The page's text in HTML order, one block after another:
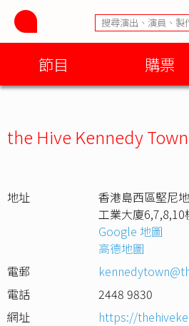
節目 購票
the Hive Kennedy Town
地址
香港島西區堅尼
工業大廈6,7,8,10
Google 地圖
高德地圖
電郵
電話
2448 9830
網址
https://